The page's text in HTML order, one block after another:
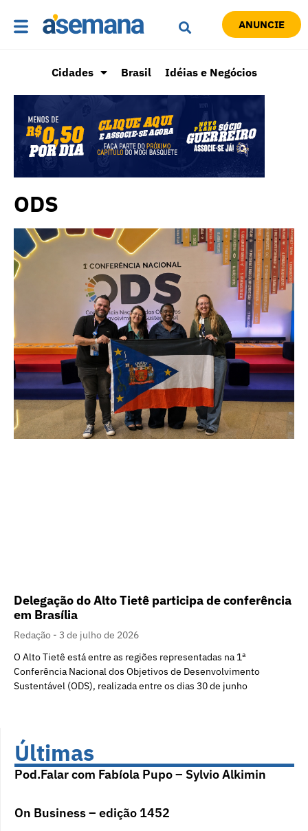
ANUNCIE
Cidades Brasil Idéias e Negócios
ODS
Delegação do Alto Tietê participa de conferência
em Brasília
Redação
3 de julho de 2026
O Alto Tietê está entre as regiões representadas na 1ª
Conferência Nacional dos Objetivos de Desenvolvimento
Sustentável (ODS), realizada entre os dias 30 de junho
Últimas
Pod.Falar com Fabíola Pupo – Sylvio Alkimin
On Business – edição 1452